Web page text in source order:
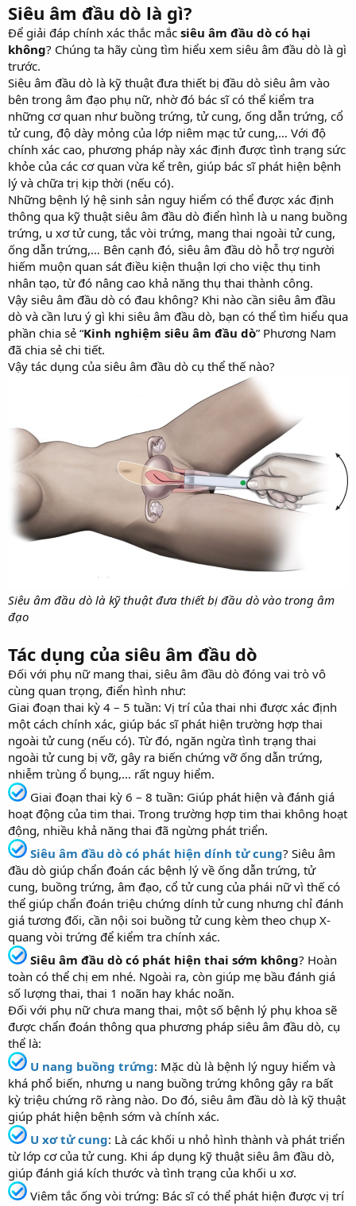
Siêu âm đầu dò là gì?
Để giải đáp chính xác thắc mắc siêu âm đầu dò có hại
không? Chúng ta hãy cùng tìm hiểu xem siêu âm đầu dò là gì
trước.
Siêu âm đầu dò là kỹ thuật đưa thiết bị đầu dò siêu âm vào
bên trong âm đạo phụ nữ, nhờ đó bác sĩ có thể kiểm tra
những cơ quan như buồng trứng, tử cung, ống dẫn trứng, cổ
tử cung, độ dày mỏng của lớp niêm mạc tử cung,… Với độ
chính xác cao, phương pháp này xác định được tình trạng sức
khỏe của các cơ quan vừa kể trên, giúp bác sĩ phát hiện bệnh
lý và chữa trị kịp thời (nếu có).
Những bệnh lý hệ sinh sản nguy hiểm có thể được xác định
thông qua kỹ thuật siêu âm đầu dò điển hình là u nang buồng
trứng, u xơ tử cung, tắc vòi trứng, mang thai ngoài tử cung,
ống dẫn trứng,… Bên cạnh đó, siêu âm đầu dò hỗ trợ người
hiếm muộn quan sát điều kiện thuận lợi cho việc thụ tinh
nhân tạo, từ đó nâng cao khả năng thụ thai thành công.
Vậy siêu âm đầu dò có đau không? Khi nào cần siêu âm đầu
dò và cần lưu ý gì khi siêu âm đầu dò, bạn có thể tìm hiểu qua
phần chia sẻ “Kinh nghiệm siêu âm đầu dò” Phương Nam
đã chia sẻ chi tiết.
Vậy tác dụng của siêu âm đầu dò cụ thể thế nào?
Siêu âm đầu dò là kỹ thuật đưa thiết bị đầu dò vào trong âm
đạo
Tác dụng của siêu âm đầu dò
Đối với phụ nữ mang thai, siêu âm đầu dò đóng vai trò vô
cùng quan trọng, điển hình như:
Giai đoạn thai kỳ 4 – 5 tuần: Vị trí của thai nhi được xác định
một cách chính xác, giúp bác sĩ phát hiện trường hợp thai
ngoài tử cung (nếu có). Từ đó, ngăn ngừa tình trạng thai
ngoài tử cung bị vỡ, gây ra biến chứng vỡ ống dẫn trứng,
nhiễm trùng ổ bụng,… rất nguy hiểm.
Giai đoạn thai kỳ 6 – 8 tuần: Giúp phát hiện và đánh giá
hoạt động của tim thai. Trong trường hợp tim thai không hoạt
động, nhiều khả năng thai đã ngừng phát triển.
Siêu âm đầu dò có phát hiện dính tử cung? Siêu âm
đầu dò giúp chẩn đoán các bệnh lý về ống dẫn trứng, tử
cung, buồng trứng, âm đạo, cổ tử cung của phái nữ vì thế có
thể giúp chẩn đoán triệu chứng dính tử cung nhưng chỉ đánh
giá tương đối, cần nội soi buồng tử cung kèm theo chụp X-
quang vòi trứng để kiểm tra chính xác.
Siêu âm đầu dò có phát hiện thai sớm không? Hoàn
toàn có thể chị em nhé. Ngoài ra, còn giúp mẹ bầu đánh giá
số lượng thai, thai 1 noãn hay khác noãn.
Đối với phụ nữ chưa mang thai, một số bệnh lý phụ khoa sẽ
được chẩn đoán thông qua phương pháp siêu âm đầu dò, cụ
thể là:
U nang buồng trứng: Mặc dù là bệnh lý nguy hiểm và
khá phổ biến, nhưng u nang buồng trứng không gây ra bất
kỳ triệu chứng rõ ràng nào. Do đó, siêu âm đầu dò là kỹ thuật
giúp phát hiện bệnh sớm và chính xác.
U xơ tử cung: Là các khối u nhỏ hình thành và phát triển
từ lớp cơ của tử cung. Khi áp dụng kỹ thuật siêu âm đầu dò,
giúp đánh giá kích thước và tình trạng của khối u xơ.
Viêm tắc ống vòi trứng: Bác sĩ có thể phát hiện được vị trí